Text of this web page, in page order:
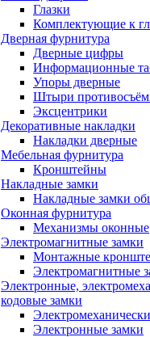
Глазки
Комплектующие к
Дверная фурнитура
Дверные цифры
Информационные
Упоры дверные
Штыри
Эксцентрики
Декоративные накладки
Накладки дверные
Мебельная фурнитура
Кронштейны
Накладные замки
Накладные замки
Оконная фурнитура
Механизмы оконные
Электромагнитные замки
Монтажные
Электромагнитные
Электронные,
кодовые замки
Электронные замки